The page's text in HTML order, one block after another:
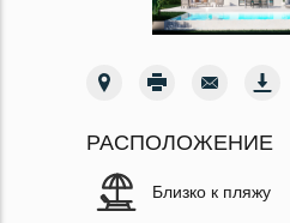
РАСПОЛОЖЕНИЕ
Близко к пляжу